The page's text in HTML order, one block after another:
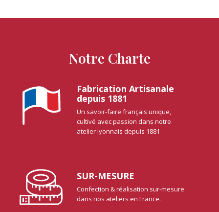
Notre Charte
Fabrication Artisanale
depuis 1881
Un savoir-faire français unique,
cultivé avec passion dans notre
atelier lyonnais depuis 1881
SUR-MESURE
Confection & réalisation sur-mesure
dans nos ateliers en France.